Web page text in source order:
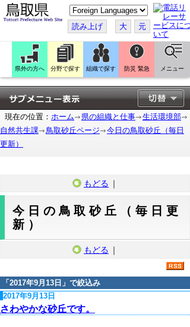
こ
の
ペ
ー
ジ
翻
訳
す
る
読み上げ 大 元
県外の方へ 分野で探す 組織で探す 防災 緊急 メニュー
現在の位置： ホーム 県の組織と仕事
生活環境部
自然共生課
鳥取砂丘ページ
今日の鳥取砂丘（毎日
更新）
もどる ｜
今日の鳥取砂丘（毎日更
新）
もどる ｜
「 2017年9月13日 」で絞込み
2017年9月13日
さわやかな砂丘です。